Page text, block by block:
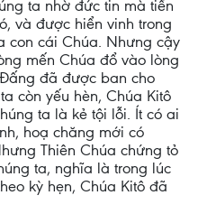
ta nhờ đức tin mà tiến
và được hiển vinh trong
con cái Chúa. Nhưng cậy
mến Chúa đổ vào lòng
đã được ban cho
còn yếu hèn, Chúa Kitô
ta là kẻ tội lỗi. Ít có ai
hoạ chăng mới có
Thiên Chúa chứng tỏ
ta, nghĩa là trong lúc
kỳ hẹn, Chúa Kitô đã